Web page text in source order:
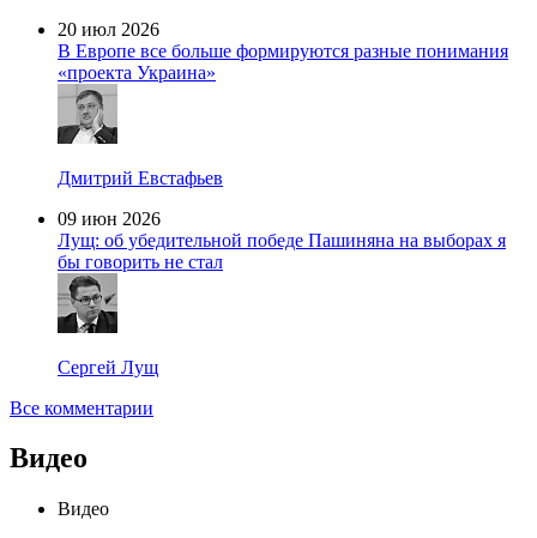
20 июл 2026
В Европе все больше формируются разные понимания
«проекта Украина»
Дмитрий Евстафьев
09 июн 2026
Лущ: об убедительной победе Пашиняна на выборах я
бы говорить не стал
Сергей Лущ
Все комментарии
Видео
Видео